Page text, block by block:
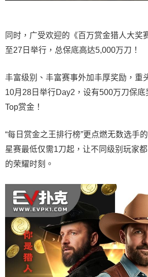
同时，广受欢迎的《百万赏金猎人大奖
至27日举行，总保底高达5,000万刀！
丰富级别、丰富赛事外加丰厚奖励，重
10月28日举行Day2，设有500万刀保
Top赏金！
“每日赏金之王排行榜”更点燃无数选手
星赛最低仅需1刀起，让不同级别玩家
的荣耀时刻。